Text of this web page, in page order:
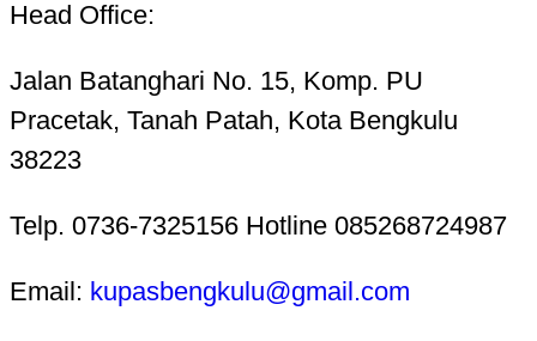
Head Office:
Jalan Batanghari No. 15, Komp. PU
Pracetak, Tanah Patah, Kota Bengkulu
38223
Telp. 0736-7325156 Hotline 085268724987
Email: kupasbengkulu@gmail.com